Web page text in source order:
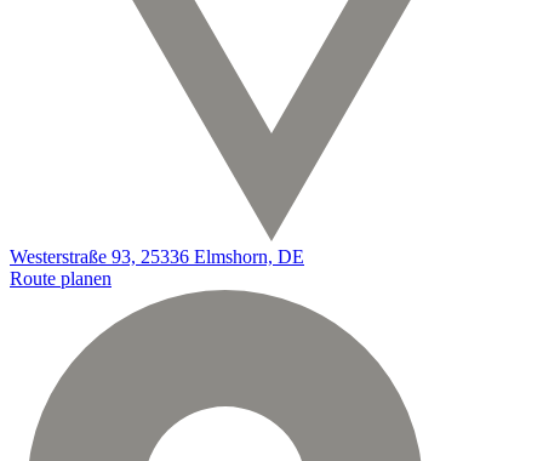
Westerstraße 93, 25336 Elmshorn, DE
Route planen